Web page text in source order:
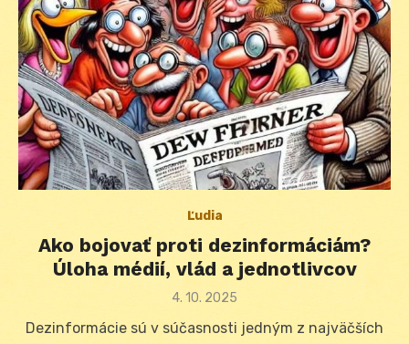
Ľudia
Ako bojovať proti dezinformáciám?
Úloha médií, vlád a jednotlivcov
Posted
4. 10. 2025
Dezinformácie sú v súčasnosti jedným z najväčších